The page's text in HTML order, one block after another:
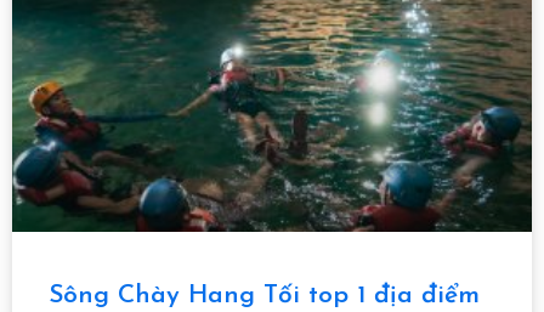
Sông Chày Hang Tối top 1 địa điểm